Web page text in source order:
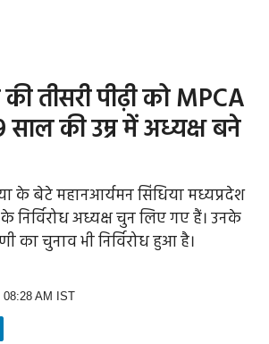
तीसरी पीढ़ी को MPCA
की उम्र में अध्यक्ष बने
के बेटे महानआर्यमन सिंधिया मध्यप्रदेश
निर्विरोध अध्यक्ष चुन लिए गए हैं। उनके
का चुनाव भी निर्विरोध हुआ है।
08:28 AM IST